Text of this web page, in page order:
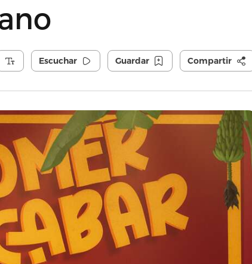
Escuchar Guardar Compartir